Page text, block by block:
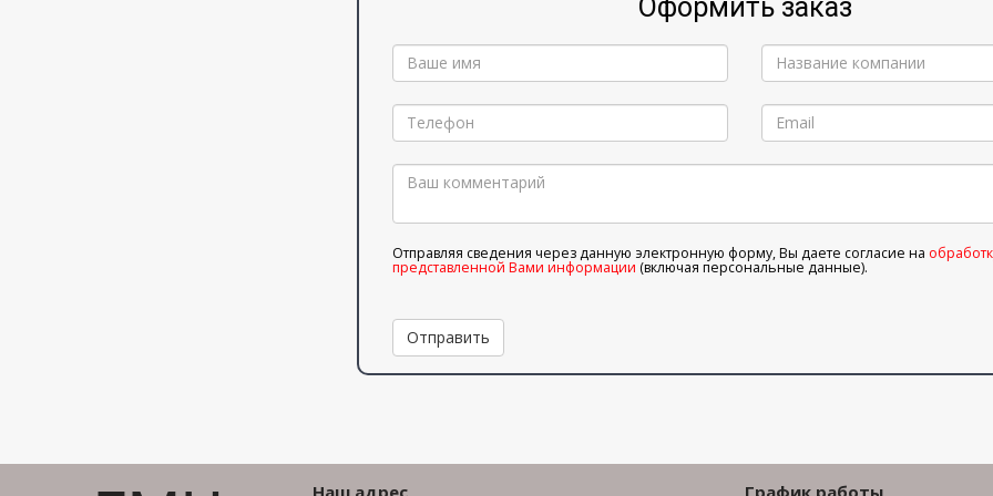
Оформить заказ
Отправляя сведения через данную электронную форму, Вы даете согласие на
представленной Вами информации (включая персональные данные).
Отправить
Наш адрес График работы